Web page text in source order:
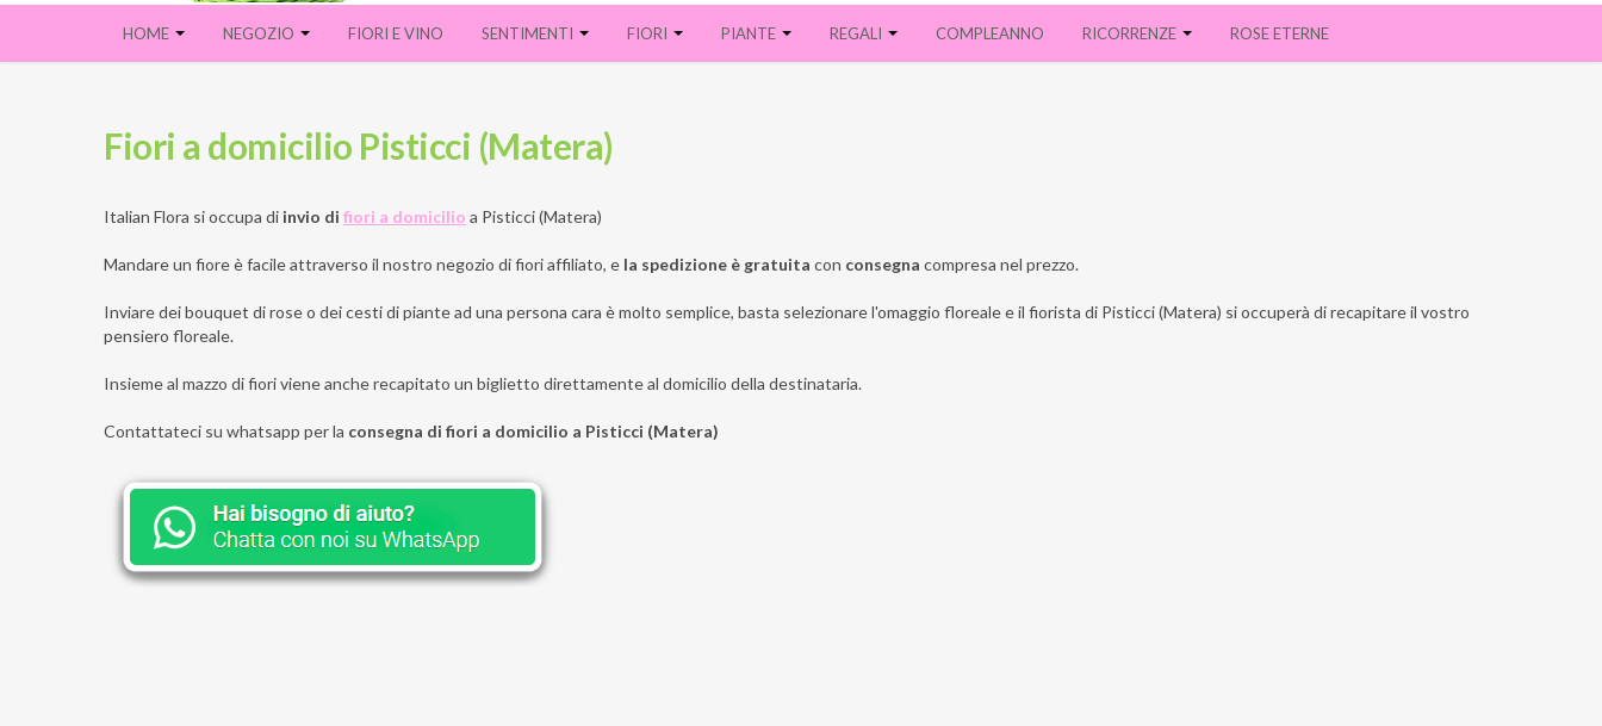
HOME NEGOZIO FIORI E VINO SENTIMENTI FIORI PIANTE REGALI COMPLEANNO RICORRENZE ROSE ETERNE
Fiori a domicilio Pisticci (Matera)
Italian Flora si occupa di invio di fiori a domicilio a Pisticci (Matera)
Mandare un fiore è facile attraverso il nostro negozio di fiori affiliato, e la spedizione è gratuita con consegna compresa nel prezzo.
Inviare dei bouquet di rose o dei cesti di piante ad una persona cara è molto semplice, basta selezionare l'omaggio floreale e il fiorista di Pisticci (Matera) si occuperà di recapitare il vostro
pensiero floreale.
Insieme al mazzo di fiori viene anche recapitato un biglietto direttamente al domicilio della destinataria.
Contattateci su whatsapp per la consegna di fiori a domicilio a Pisticci (Matera)